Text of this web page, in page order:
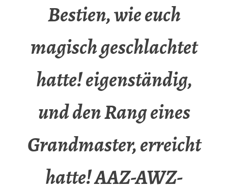
Bestien, wie euch
magisch geschlachtet
hatte! eigenständig,
und den Rang eines
Grandmaster, erreicht
hatte! AAZ-AWZ-